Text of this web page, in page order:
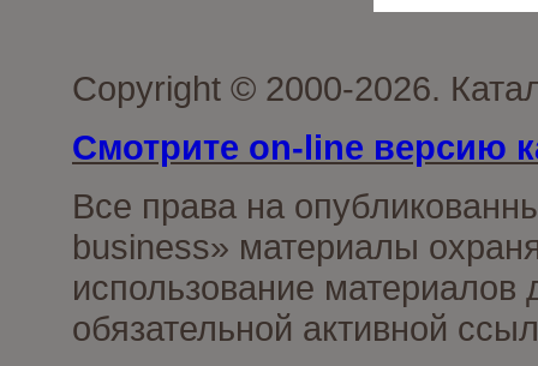
Copyright © 2000-2026.
Смотрите on-line версию
Все права на
business» материалы
использование материалов
обязательной активной